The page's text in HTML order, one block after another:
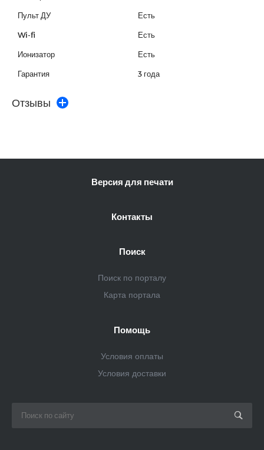
Пульт ДУ Есть
Wi-fi Есть
Ионизатор Есть
Гарантия 3 года
Отзывы
Версия для печати
Контакты
Поиск
Поиск по порталу
Карта портала
Помощь
Условия оплаты
Условия доставки